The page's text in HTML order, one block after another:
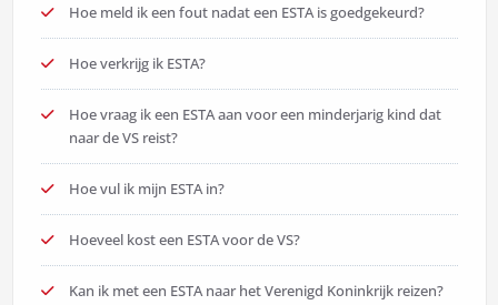
Hoe meld ik een fout nadat een ESTA is goedgekeurd?
Hoe verkrijg ik ESTA?
Hoe vraag ik een ESTA aan voor een minderjarig kind dat
naar de VS reist?
Hoe vul ik mijn ESTA in?
Hoeveel kost een ESTA voor de VS?
Kan ik met een ESTA naar het Verenigd Koninkrijk reizen?